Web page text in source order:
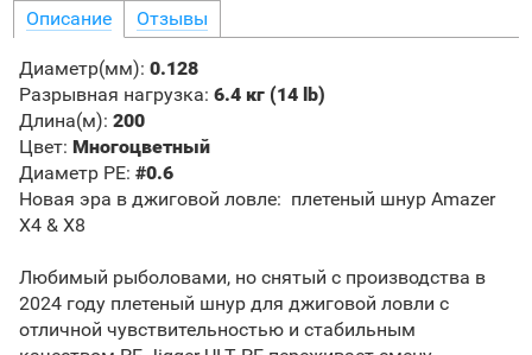
Описание Отзывы
Диаметр(мм): 0.128
Разрывная нагрузка: 6.4 кг (14 lb)
Длина(м): 200
Цвет: Многоцветный
Диаметр PE: #0.6
Новая эра в джиговой ловле: плетеный шнур Amazer
X4 & X8
Любимый рыболовами, но снятый с производства в
2024 году плетеный шнур для джиговой ловли с
отличной чувствительностью и стабильным